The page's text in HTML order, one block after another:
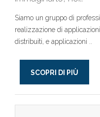
Siamo un gruppo di
realizzazione di
distribuiti, e applicazioni ..
SCOPRI DI PIÙ